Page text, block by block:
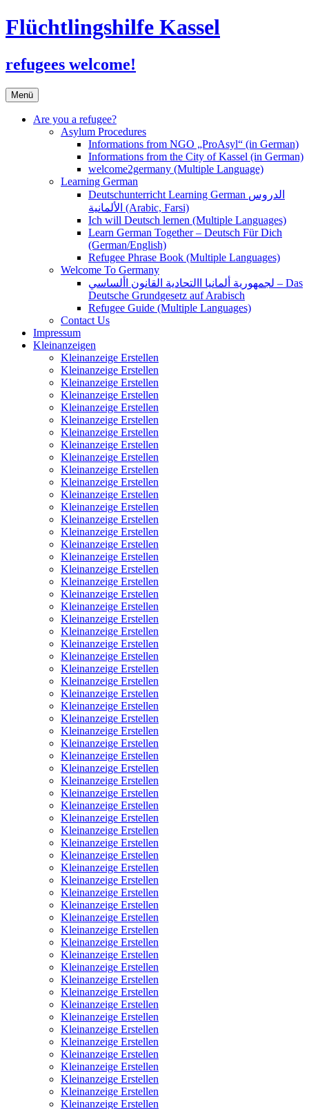
Flüchtlingshilfe Kassel
refugees welcome!
Menü Zum
Inhalt
springen
Are you a refugee?
Asylum Procedures
Informations from NGO „ProAsyl“ (in German)
Informations from the City of Kassel (in German)
welcome2germany (Multiple Language)
Learning German
Deutschunterricht Learning German الدروس
الألمانية (Arabic, Farsi)
Ich will Deutsch lernen (Multiple Languages)
Learn German Together – Deutsch Für Dich
(German/English)
Refugee Phrase Book (Multiple Languages)
Welcome To Germany
لجمهورية ألمانيا االتحادية القانون األساسي – Das
Deutsche Grundgesetz auf Arabisch
Refugee Guide (Multiple Languages)
Contact Us
Impressum
Kleinanzeigen
Kleinanzeige Erstellen
Kleinanzeige Erstellen
Kleinanzeige Erstellen
Kleinanzeige Erstellen
Kleinanzeige Erstellen
Kleinanzeige Erstellen
Kleinanzeige Erstellen
Kleinanzeige Erstellen
Kleinanzeige Erstellen
Kleinanzeige Erstellen
Kleinanzeige Erstellen
Kleinanzeige Erstellen
Kleinanzeige Erstellen
Kleinanzeige Erstellen
Kleinanzeige Erstellen
Kleinanzeige Erstellen
Kleinanzeige Erstellen
Kleinanzeige Erstellen
Kleinanzeige Erstellen
Kleinanzeige Erstellen
Kleinanzeige Erstellen
Kleinanzeige Erstellen
Kleinanzeige Erstellen
Kleinanzeige Erstellen
Kleinanzeige Erstellen
Kleinanzeige Erstellen
Kleinanzeige Erstellen
Kleinanzeige Erstellen
Kleinanzeige Erstellen
Kleinanzeige Erstellen
Kleinanzeige Erstellen
Kleinanzeige Erstellen
Kleinanzeige Erstellen
Kleinanzeige Erstellen
Kleinanzeige Erstellen
Kleinanzeige Erstellen
Kleinanzeige Erstellen
Kleinanzeige Erstellen
Kleinanzeige Erstellen
Kleinanzeige Erstellen
Kleinanzeige Erstellen
Kleinanzeige Erstellen
Kleinanzeige Erstellen
Kleinanzeige Erstellen
Kleinanzeige Erstellen
Kleinanzeige Erstellen
Kleinanzeige Erstellen
Kleinanzeige Erstellen
Kleinanzeige Erstellen
Kleinanzeige Erstellen
Kleinanzeige Erstellen
Kleinanzeige Erstellen
Kleinanzeige Erstellen
Kleinanzeige Erstellen
Kleinanzeige Erstellen
Kleinanzeige Erstellen
Kleinanzeige Erstellen
Kleinanzeige Erstellen
Kleinanzeige Erstellen
Kleinanzeige Erstellen
Kleinanzeige Erstellen